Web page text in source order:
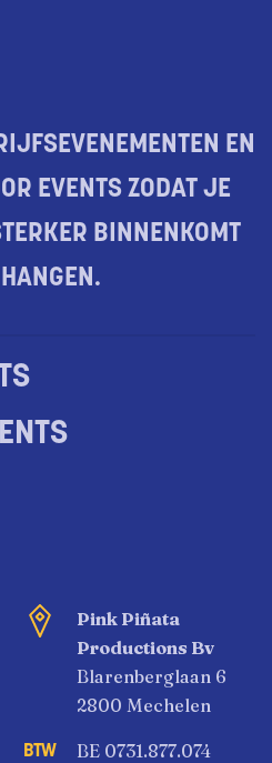
EN
EVENTS ZODAT JE
BINNENKOMT
Pink Piñata
Productions Bv
Blarenberglaan 6
2800 Mechelen
BE 0731.877.074